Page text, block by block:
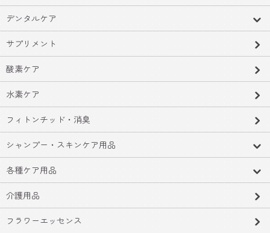
デンタルケア
サプリメント
酸素ケア
水素ケア
フィトンチッド・消臭
シャンプー・スキンケア用品
各種ケア用品
介護用品
フラワーエッセンス